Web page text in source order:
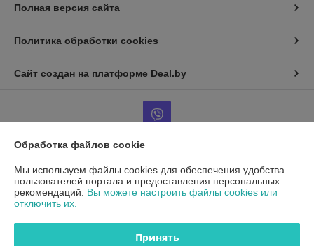
Полная версия сайта
Политика обработки cookies
Сайт создан на платформе Deal.by
Информация для покупателя
Юридическое лицо: ООО"ДетальРемСервис"
220141 г. Минск, ул. Франциска Скорины 54А, офис 401
Обработка файлов cookie
Мы используем файлы cookies для обеспечения удобства
пользователей портала и предоставления персональных
рекомендаций. Вы можете настроить файлы cookies или
отключить их.
Принять